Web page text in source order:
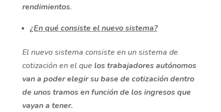
rendimientos.
¿En qué consiste el nuevo sistema?
El nuevo sistema consiste en un sistema de
cotización en el que los trabajadores autónomos
van a poder elegir su base de cotización dentro
de unos tramos en función de los ingresos que
vayan a tener.